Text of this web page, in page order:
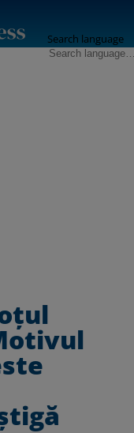
Search language